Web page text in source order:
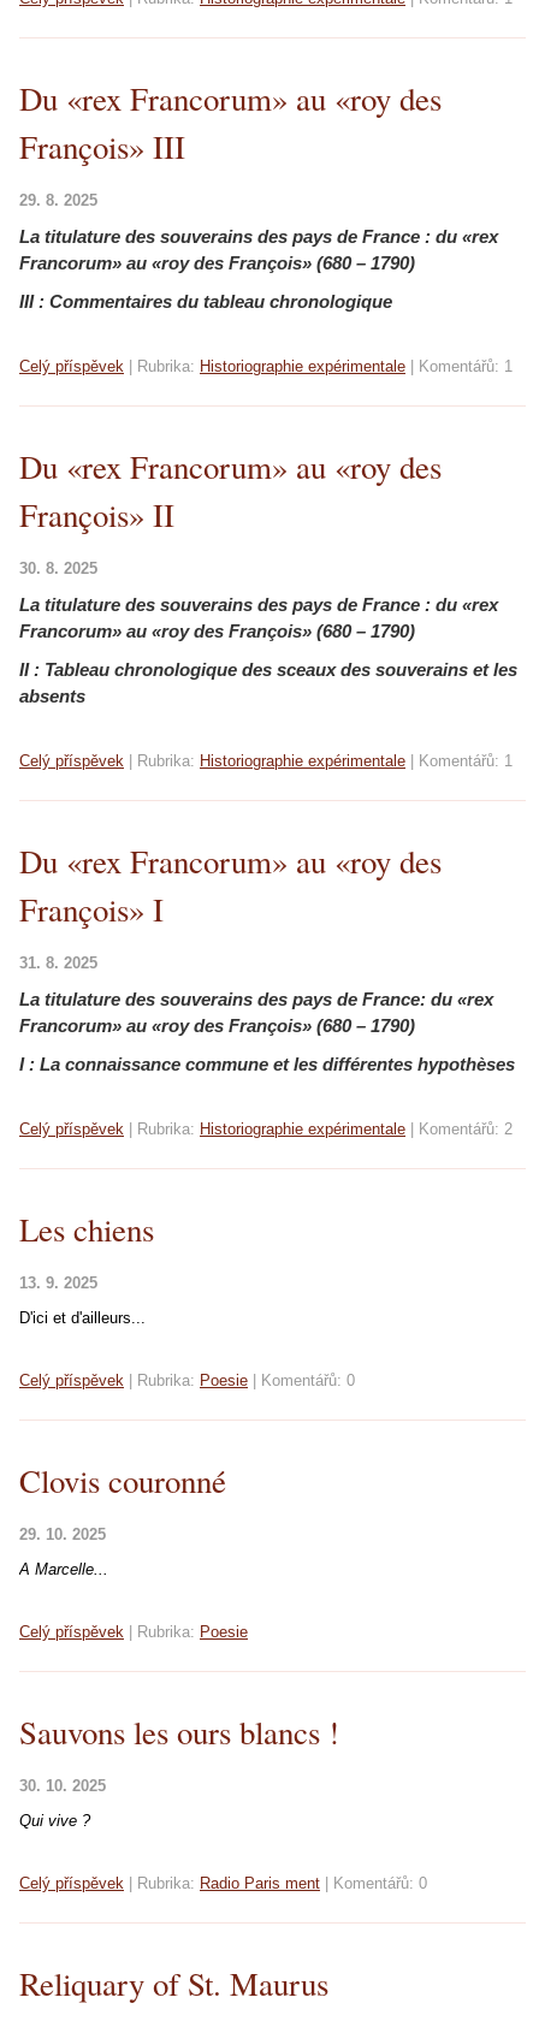
Du «rex Francorum» au «roy des
François» III
29. 8. 2025
La titulature des souverains des pays de France : du «rex
Francorum» au «roy des François» (680 – 1790)
III : Commentaires du tableau chronologique
Celý příspěvek Rubrika: Historiographie expérimentale Komentářů: 1
Du «rex Francorum» au «roy des
François» II
30. 8. 2025
La titulature des souverains des pays de France : du «rex
Francorum» au «roy des François» (680 – 1790)
II : Tableau chronologique des sceaux des souverains et les
absents
Celý příspěvek Rubrika: Historiographie expérimentale Komentářů: 1
Du «rex Francorum» au «roy des
François» I
31. 8. 2025
La titulature des souverains des pays de France: du «rex
Francorum» au «roy des François» (680 – 1790)
I : La connaissance commune et les différentes hypothèses
Celý příspěvek Rubrika: Historiographie expérimentale Komentářů: 2
Les chiens
13. 9. 2025
D'ici et d'ailleurs...
Celý příspěvek Rubrika: Poesie Komentářů: 0
Clovis couronné
29. 10. 2025
A Marcelle...
Celý příspěvek Rubrika: Poesie
Sauvons les ours blancs !
30. 10. 2025
Qui vive ?
Celý příspěvek Rubrika: Radio Paris ment Komentářů: 0
Reliquary of St. Maurus